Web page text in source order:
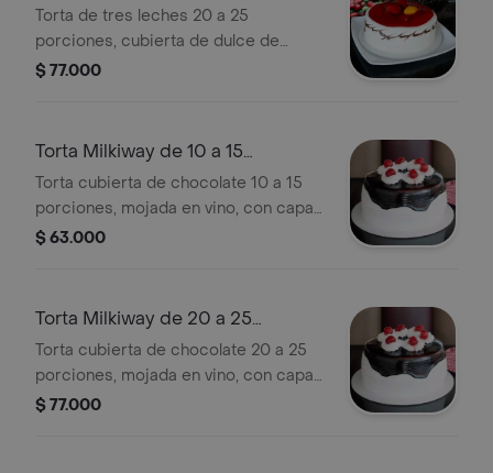
Porciones
Torta de tres leches 20 a 25
porciones, cubierta de dulce de
frutas naturales.
$ 77.000
Torta Milkiway de 10 a 15
Porciones
Torta cubierta de chocolate 10 a 15
porciones, mojada en vino, con capas
de arequipe y mora.
$ 63.000
Torta Milkiway de 20 a 25
Porciones
Torta cubierta de chocolate 20 a 25
porciones, mojada en vino, con capas
de arequipe y mora.
$ 77.000